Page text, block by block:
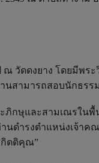
วัดดงยาง โดยมีพ
นสามารถสอบนักธรร
กษุและสามเณรใ
ดำรงตำแหน่งเจ้าค
กิตติคุณ”